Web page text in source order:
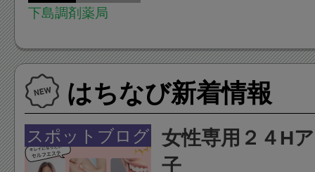
下島調剤薬局
はちなび新着情報
スポットブログ
女性専用２４H
子